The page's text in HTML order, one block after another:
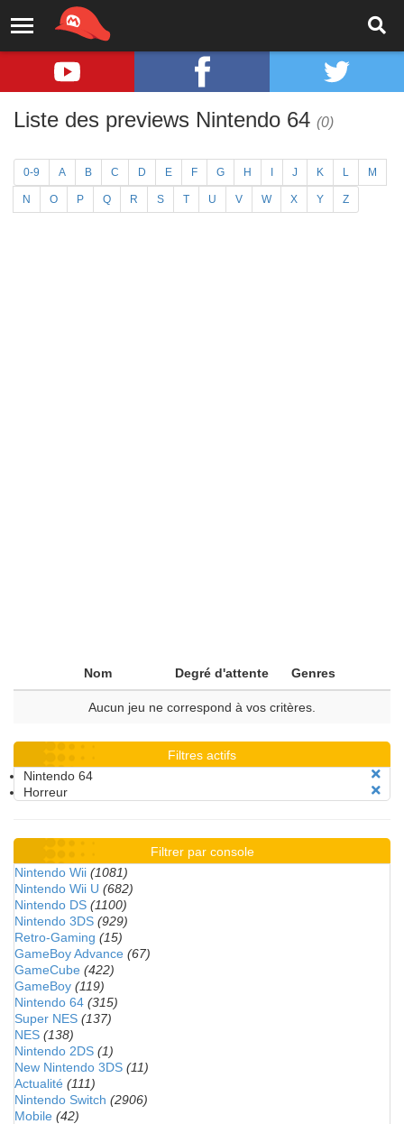
Liste des previews Nintendo 64 (0)
0-9 A B C D E F G H J K L M
N O P Q R S T U V W X Y Z
Nom Degré d'attente Genres
Aucun jeu ne correspond à vos critères.
Filtres actifs
Nintendo 64
Horreur
Filtrer par console
Nintendo Wii (1081)
Nintendo Wii U (682)
Nintendo DS (1100)
Nintendo 3DS (929)
Retro-Gaming (15)
GameBoy Advance (67)
GameCube (422)
GameBoy (119)
Nintendo 64 (315)
Super NES (137)
NES (138)
Nintendo 2DS (1)
New Nintendo 3DS (11)
Actualité (111)
Nintendo Switch (2906)
Mobile (42)